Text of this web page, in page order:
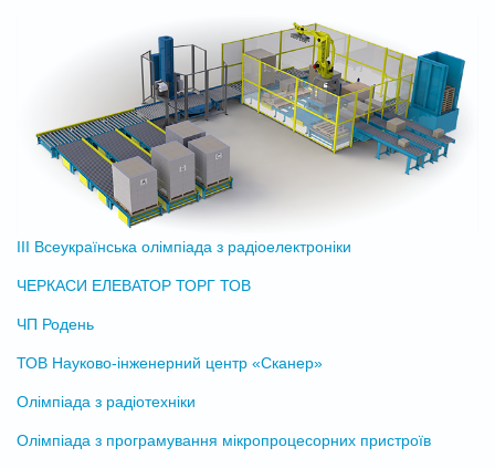
ІІІ Всеукраїнська олімпіада з радіоелектроніки
ЧЕРКАСИ ЕЛЕВАТОР ТОРГ ТОВ
ЧП Родень
ТОВ Науково-інженерний центр «Сканер»
Олімпіада з радіотехніки
Олімпіада з програмування мікропроцесорних пристроїв